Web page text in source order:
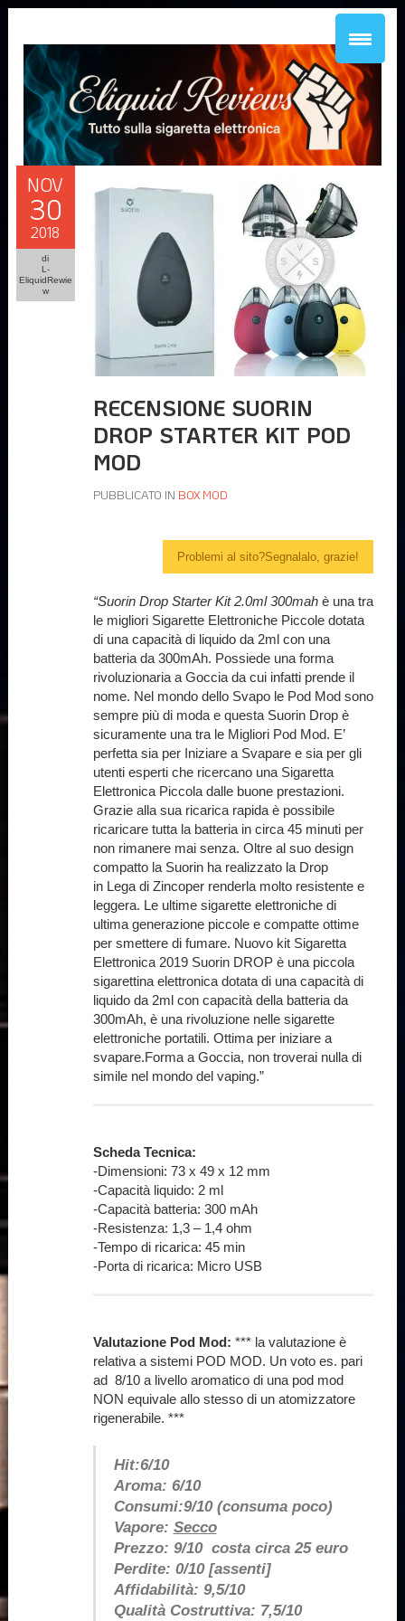
NOV
30
2018
di
L-
EliquidRewie
w
RECENSIONE SUORIN
DROP STARTER KIT POD
MOD
PUBBLICATO IN BOX MOD
Problemi al sito?Segnalalo, grazie!
“Suorin Drop Starter Kit 2.0ml 300mahè una tra
le migliori Sigarette Elettroniche Piccole dotata
di una capacità di liquido da 2ml con una
batteria da 300mAh. Possiede una forma
rivoluzionaria a Goccia da cui infatti prende il
nome. Nel mondo dello Svapo le Pod Mod sono
sempre più di moda e questa Suorin Drop è
sicuramente una tra le Migliori Pod Mod. E’
perfetta sia per Iniziare a Svapare e sia per gli
utenti esperti che ricercano una Sigaretta
Elettronica Piccola dalle buone prestazioni.
Grazie alla sua ricarica rapida è possibile
ricaricare tutta la batteria in circa 45 minuti per
non rimanere mai senza. Oltre al suo design
compatto la Suorin ha realizzato la Drop
in Lega di Zincoper renderla molto resistente e
leggera. Le ultime sigarette elettroniche di
ultima generazione piccole e compatte ottime
per smettere di fumare. Nuovo kit Sigaretta
Elettronica 2019 Suorin DROP è una piccola
sigarettina elettronica dotata di una capacità di
liquido da 2ml con capacità della batteria da
300mAh, è una rivoluzione nelle sigarette
elettroniche portatili. Ottima per iniziare a
svapare.Forma a Goccia, non troverai nulla di
simile nel mondo del vaping.”
Scheda Tecnica:
-Dimensioni: 73 x 49 x 12 mm
-Capacità liquido: 2 ml
-Capacità batteria: 300 mAh
-Resistenza: 1,3 – 1,4 ohm
-Tempo di ricarica: 45 min
-Porta di ricarica: Micro USB
Valutazione Pod Mod: *** la valutazione è
relativa a sistemi POD MOD. Un voto es. pari
ad 8/10 a livello aromatico di una pod mod
NON equivale allo stesso di un atomizzatore
rigenerabile. ***
Hit:6/10
Aroma: 6/10
Consumi:9/10 (consuma poco)
Vapore: Secco
Prezzo: 9/10 costa circa 25 euro
Perdite: 0/10 [assenti]
Affidabilità: 9,5/10
Qualità Costruttiva: 7,5/10